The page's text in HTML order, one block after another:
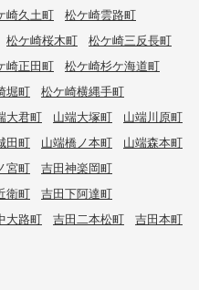
崎久土町
松ケ崎雲路町
松ケ崎桜木町
松ケ崎三反長町
崎正田町
松ケ崎杉ケ海道町
堀町
松ケ崎横縄手町
大君町 山端大塚町
山端川原町
田町 山端橋ノ本町
山端森本町
宮町
吉田神楽岡町
衛町
吉田下阿達町
大路町 吉田二本松町
吉田本町